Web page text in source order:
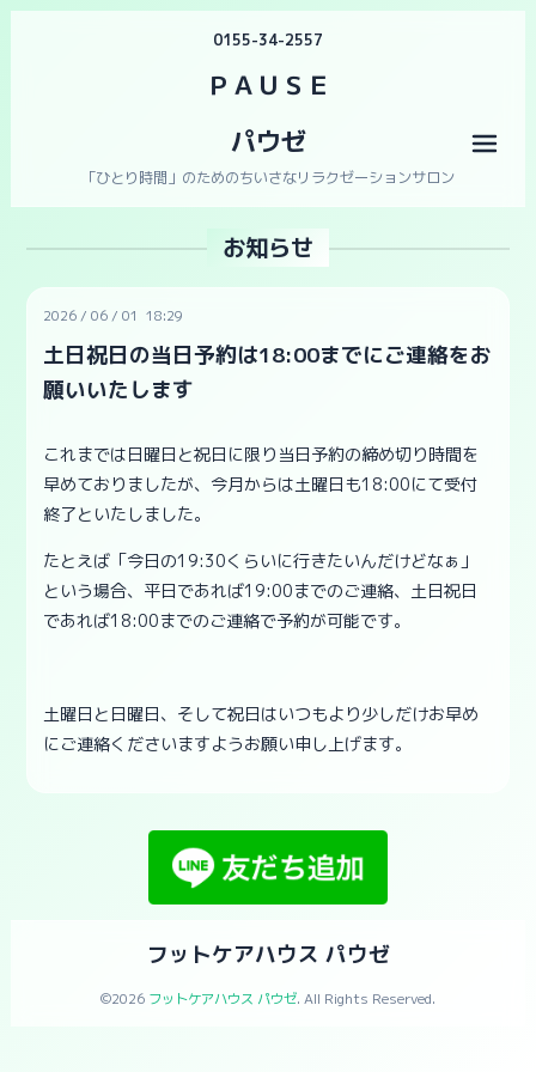
0155-34-2557
ＰＡＵＳＥ
パウゼ
「ひとり時間」のためのちいさなリラクゼーションサロン
お知らせ
2026 /06 /01 18:29
土日祝日の当日予約は18:00までにご連絡をお
願いいたします
これまでは日曜日と祝日に限り当日予約の締め切り時間を
早めておりましたが、今月からは土曜日も18:00にて受付
終了といたしました。
たとえば「今日の19:30くらいに行きたいんだけどなぁ」
という場合、平日であれば19:00までのご連絡、土日祝日
であれば18:00までのご連絡で予約が可能です。
土曜日と日曜日、そして祝日はいつもより少しだけお早め
にご連絡くださいますようお願い申し上げます。
フットケアハウス パウゼ
©2026 フットケアハウス パウゼ. All Rights Reserved.